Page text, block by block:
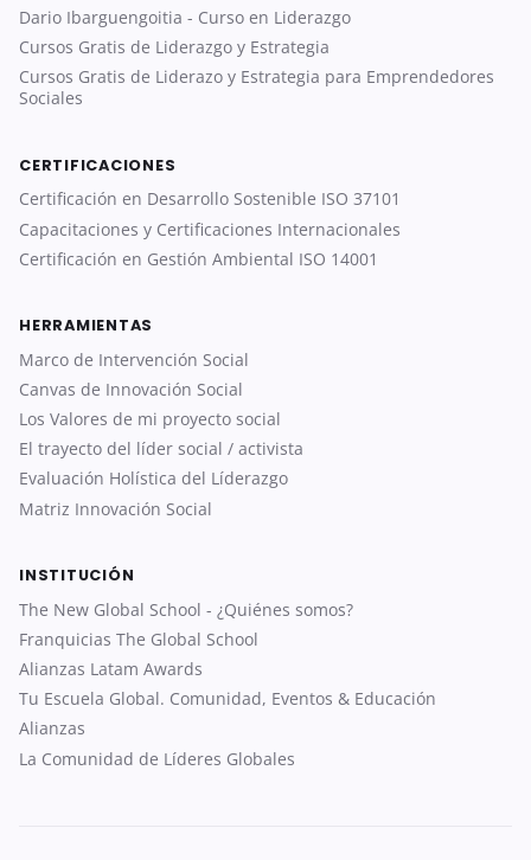
Dario Ibarguengoitia - Curso en Liderazgo
Cursos Gratis de Liderazgo y Estrategia
Cursos Gratis de Liderazo y Estrategia para Emprendedores
Sociales
CERTIFICACIONES
Certificación en Desarrollo Sostenible ISO 37101
Capacitaciones y Certificaciones Internacionales
Certificación en Gestión Ambiental ISO 14001
HERRAMIENTAS
Marco de Intervención Social
Canvas de Innovación Social
Los Valores de mi proyecto social
El trayecto del líder social / activista
Evaluación Holística del Líderazgo
Matriz Innovación Social
INSTITUCIÓN
The New Global School - ¿Quiénes somos?
Franquicias The Global School
Alianzas Latam Awards
Tu Escuela Global. Comunidad, Eventos & Educación
Alianzas
La Comunidad de Líderes Globales